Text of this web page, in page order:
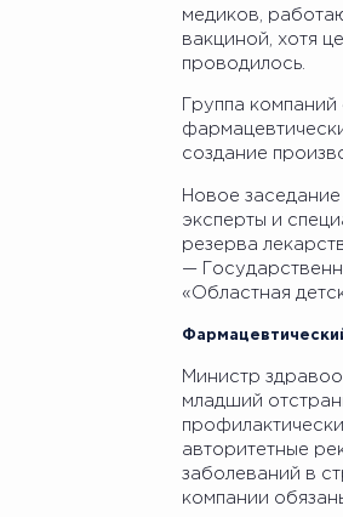
медиков,
вакциной, хотя
проводилось.
Группа
создание
Новое
эксперты и
резерва
—
«Областная
Министр
младший
авторитетные
заболеваний в
компании